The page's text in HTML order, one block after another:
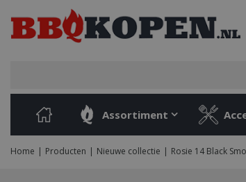
naar
content
Home Producten Nieuwe collectie Rosie 14 Black
Assortiment